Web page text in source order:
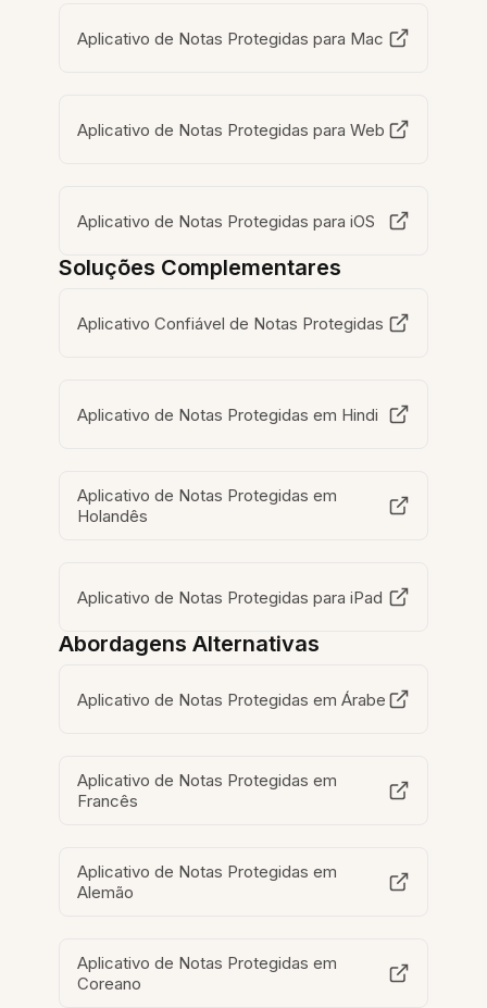
Aplicativo de Notas Protegidas para Mac
Aplicativo de Notas Protegidas para Web
Aplicativo de Notas Protegidas para iOS
Soluções Complementares
Aplicativo Confiável de Notas Protegidas
Aplicativo de Notas Protegidas em Hindi
Aplicativo de Notas Protegidas em
Holandês
Aplicativo de Notas Protegidas para iPad
Abordagens Alternativas
Aplicativo de Notas Protegidas em Árabe
Aplicativo de Notas Protegidas em
Francês
Aplicativo de Notas Protegidas em
Alemão
Aplicativo de Notas Protegidas em
Coreano